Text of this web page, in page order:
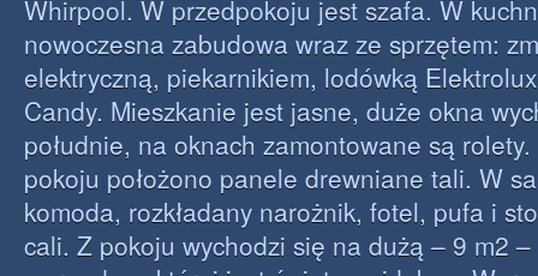
Whirpool. W przedpokoju jest szafa. W
nowoczesna zabudowa wraz ze sprzętem:
elektryczną, piekarnikiem, lodówką
Candy. Mieszkanie jest jasne, duże okna
południe, na oknach zamontowane są
pokoju położono panele drewniane tali. W
komoda, rozkładany narożnik, fotel, pufa i
cali. Z pokoju wychodzi się na dużą – 9 m2